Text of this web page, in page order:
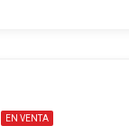
EN VENTA